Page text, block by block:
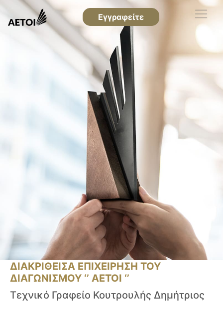
Εγγραφείτε
ΔΙΑΚΡΙΘΕΙΣΑ ΕΠΙΧΕΙΡΗΣΗ ΤΟΥ
ΔΙΑΓΩΝΙΣΜΟΥ ‘’ ΑΕΤΟΙ ‘’
Τεχνικό Γραφείο Κουτρουλής Δημήτριος